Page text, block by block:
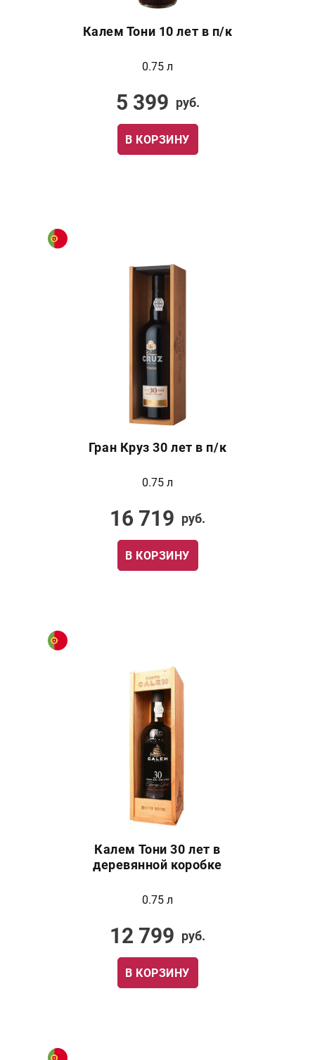
Калем Тони 10 лет в п/к
0.75 л
5 399 руб.
В КОРЗИНУ
Гран Круз 30 лет в п/к
0.75 л
16 719 руб.
В КОРЗИНУ
Калем Тони 30 лет в
деревянной коробке
0.75 л
12 799 руб.
В КОРЗИНУ